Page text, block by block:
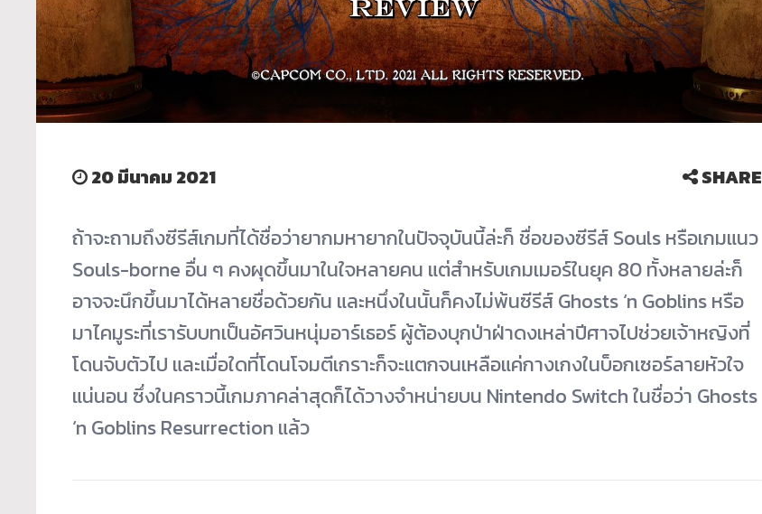
20 มีนาคม 2021 SHARE
ถ้าจะถามถึงซีรีส์เกมที่ได้ชื่อว่ายากมหายากในปัจจุบันนี้ล่ะก็ ชื่อของซีรีส์ Souls หรือเกมแนว
Souls-borne อื่น ๆ คงผุดขึ้นมาในใจหลายคน แต่สำหรับเกมเมอร์ในยุค 80 ทั้งหลายล่ะก็
อาจจะนึกขึ้นมาได้หลายชื่อด้วยกัน และหนึ่งในนั้นก็คงไม่พ้นซีรีส์ Ghosts ‘n Goblins หรือ
มาไคมูระที่เรารับบทเป็นอัศวินหนุ่มอาร์เธอร์ ผู้ต้องบุกป่าฝ่าดงเหล่าปีศาจไปช่วยเจ้าหญิงที่
โดนจับตัวไป และเมื่อใดที่โดนโจมตีเกราะก็จะแตกจนเหลือแค่กางเกงในบ็อกเซอร์ลายหัวใจ
แน่นอน ซึ่งในคราวนี้เกมภาคล่าสุดก็ได้วางจำหน่ายบน Nintendo Switch ในชื่อว่า Ghosts
‘n Goblins Resurrection แล้ว